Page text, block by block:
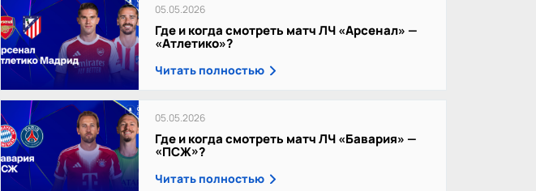
05.05.2026
Где и когда смотреть матч ЛЧ «Арсенал» —
«Атлетико»?
Читать полностью
05.05.2026
Где и когда смотреть матч ЛЧ «Бавария» —
«ПСЖ»?
Читать полностью